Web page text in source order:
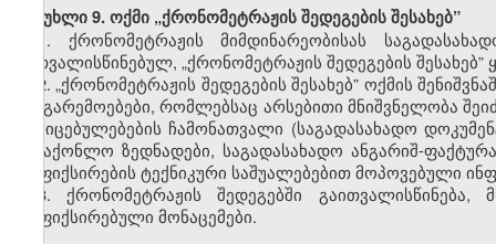
მუხლი 9. ოქმი „ქრონომეტრაჟის შედეგების შესახებ”
1. ქრონომეტრაჟის მიმდინარეობისას
გათვალისწინებულ, „ქრონომეტრაჟის შედეგების
2.„ქრონომეტრაჟის შედეგების შესახებ” ოქმის
და გარემოებები, რომლებსაც არსებითი მნიშვნელობა
მტკიცებულებების ჩამონათვალი (საგადასახადო
სასაქონლო ზედნადები, საგადასახადო ანგარიშ-
დაფიქსირების ტექნიკური საშუალებებით მოპოვებული
3. ქრონომეტრაჟის შედეგებში
დაფიქსირებული მონაცემები.